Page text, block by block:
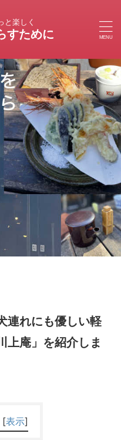
と楽しく
すために
連れにも優しい軽
上庵」を紹介しま
[表示]